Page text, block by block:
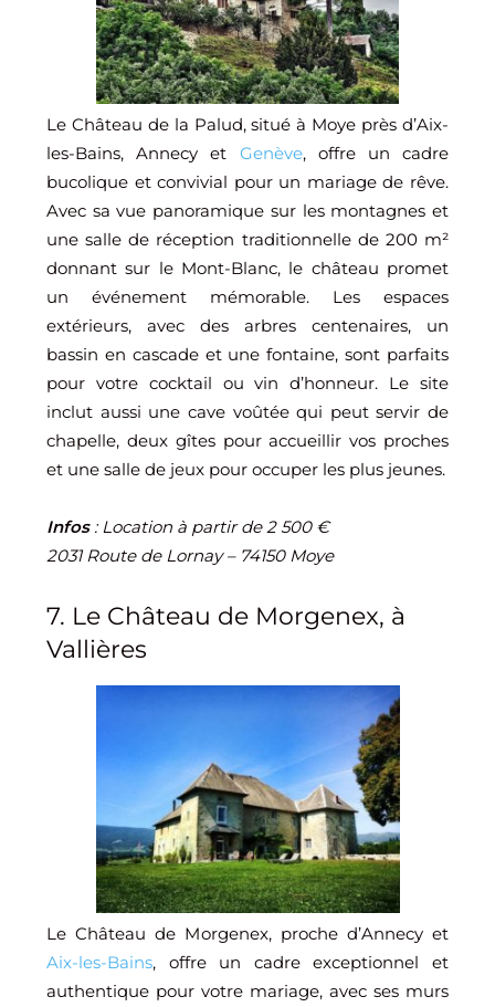
Le Château de la Palud, situé à Moye près d’Aix-
les-Bains, Annecy et Genève, offre un cadre
bucolique et convivial pour un mariage de rêve.
Avec sa vue panoramique sur les montagnes et
une salle de réception traditionnelle de 200 m²
donnant sur le Mont-Blanc, le château promet
un événement mémorable. Les espaces
extérieurs, avec des arbres centenaires, un
bassin en cascade et une fontaine, sont parfaits
pour votre cocktail ou vin d’honneur. Le site
inclut aussi une cave voûtée qui peut servir de
chapelle, deux gîtes pour accueillir vos proches
et une salle de jeux pour occuper les plus jeunes.
Infos: Location à partir de 2 500 €
2031 Route de Lornay – 74150 Moye
7. Le Château de Morgenex, à
Vallières
Le Château de Morgenex, proche d’Annecy et
Aix-les-Bains, offre un cadre exceptionnel et
authentique pour votre mariage, avec ses murs